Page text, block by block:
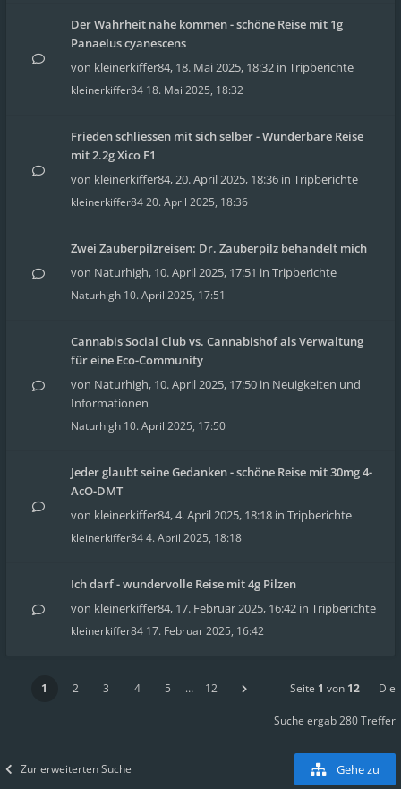
Der Wahrheit nahe kommen - schöne Reise mit 1g
Panaelus cyanescens
von kleinerkiffer84, 18. Mai 2025, 18:32 in Tripberichte
kleinerkiffer84 18. Mai 2025, 18:32
Frieden schliessen mit sich selber - Wunderbare Reise
mit 2.2g Xico F1
von kleinerkiffer84,20. April 2025, 18:36 in Tripberichte
kleinerkiffer8420. April 2025, 18:36
Zwei Zauberpilzreisen: Dr. Zauberpilz behandelt mich
von Naturhigh, 10. April 2025, 17:51 in Tripberichte
Naturhigh 10. April 2025, 17:51
Cannabis Social Club vs. Cannabishof als Verwaltung
für eine Eco-Community
von Naturhigh, 10. April 2025, 17:50 in Neuigkeiten und
Informationen
Naturhigh 10. April 2025, 17:50
Jeder glaubt seine Gedanken - schöne Reise mit 30mg 4-
AcO-DMT
von kleinerkiffer84,4. April 2025, 18:18 in Tripberichte
kleinerkiffer844. April 2025, 18:18
Ich darf - wundervolle Reise mit 4g Pilzen
von kleinerkiffer84, 17. Februar 2025, 16:42 in Tripberichte
kleinerkiffer84 17. Februar 2025, 16:42
1 2 3 4 5 … 12 Seite 1 von 12 Die
Suche ergab 280 Treffer
Zur erweiterten Suche Gehe zu